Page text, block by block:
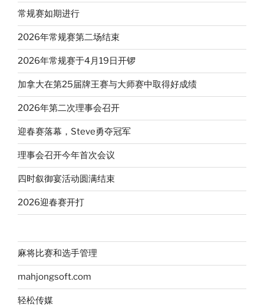
常规赛如期进行
2026年常规赛第二场结束
2026年常规赛于4月19日开锣
加拿大在第25届牌王赛与大师赛中取得好成绩
2026年第二次理事会召开
迎春赛落幕，Steve勇夺冠军
理事会召开今年首次会议
四时叙御宴活动圆满结束
2026迎春赛开打
麻将比赛和选手管理
mahjongsoft.com
轻松传媒